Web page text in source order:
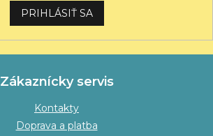
PRIHLÁSIŤ SA
Zákaznícky servis
Kontakty
Doprava a platba